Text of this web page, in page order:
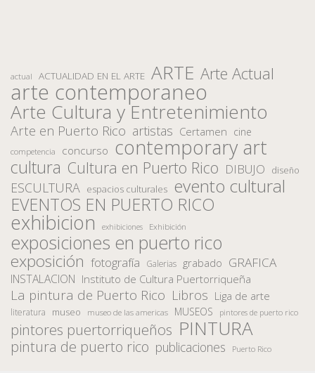
actual ACTUALIDAD EN EL ARTE ARTE Arte Actual
arte contemporaneo
Arte Cultura y Entretenimiento
Arte en Puerto Rico artistas Certamen cine
competencia concurso contemporary art
cultura Cultura en Puerto Rico DIBUJO diseño
ESCULTURA espacios culturales evento cultural
EVENTOS EN PUERTO RICO
exhibicion exhibiciones Exhibición
exposiciones en puerto rico
exposición fotografía Galerias grabado GRAFICA
INSTALACION Instituto de Cultura Puertorriqueña
La pintura de Puerto Rico Libros Liga de arte
literatura museo museo de las americas MUSEOS pintores de puerto rico
pintores puertorriqueños PINTURA
pintura de puerto rico publicaciones Puerto Rico